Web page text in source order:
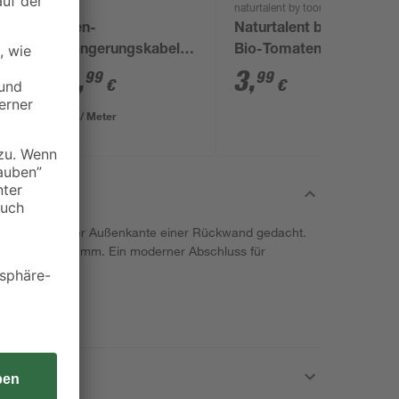
Außen-
Verlängerungskabel
schwarz 2-fach 15 m
,99 €
1,67 € / Meter
naturtalent by toom
Naturtalent by toom®
Bio-Tomaten Auslese,
verschiedene Sorten
13 cm Topf
3,99 €
der Außenkante einer Rückwand gedacht.
von 2100 mm. Ein moderner Abschluss für